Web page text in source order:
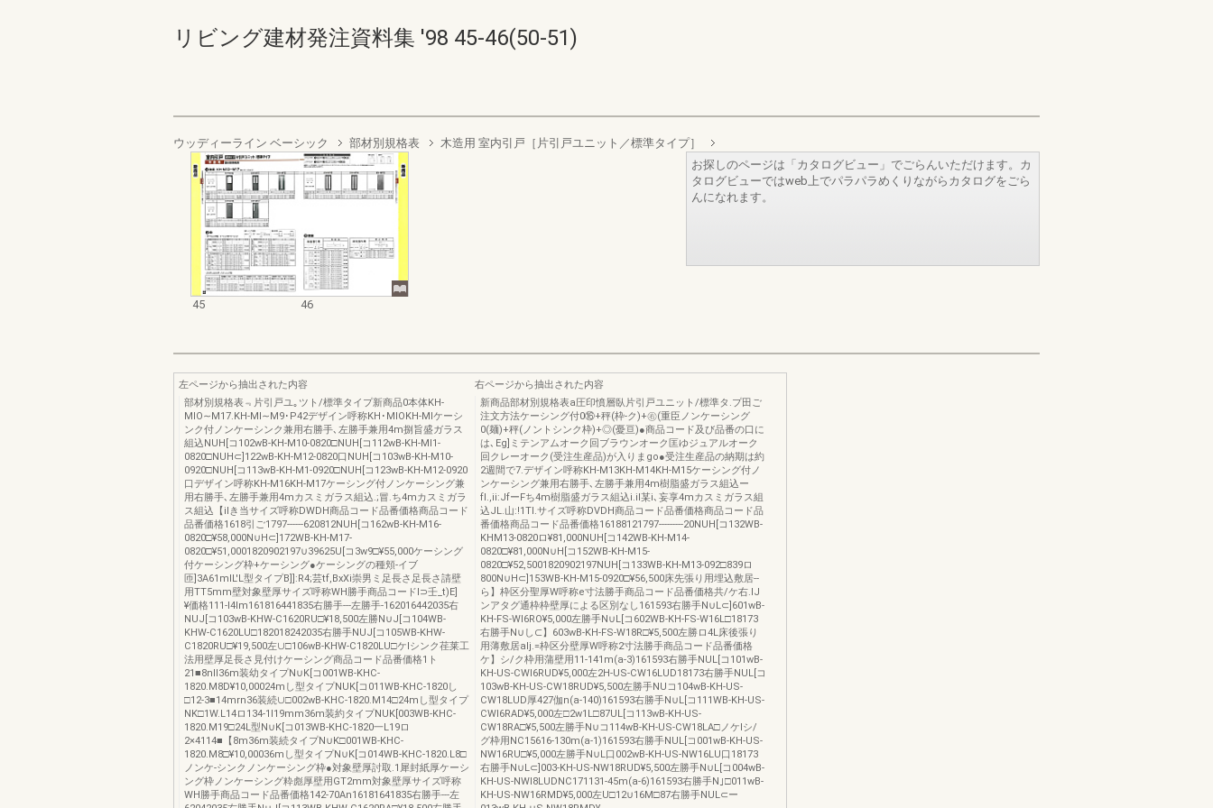
リビング建材発注資料集 '98 45-46(50-51)
ウッディーライン ベーシック 部材別規格表 木造用 室内引戸［片引戸ユニット／標準タイプ］
45 46
お探しのページは「カタログビュー」でごらんいただけます。カ
タログビューではweb上でパラパラめくりながらカタログをごら
んになれます。
左ページから抽出された内容
部材別規格表﹃片引戸ユ｡ツト/標準タイプ新商品0本体KH-
MIO∼M17.KH-Ml∼M9･P42デザイン呼称KH･MIOKH-Mlケーシ
ンク付ノンケーシンク兼用右勝手､左勝手兼用4m捌旨盛ガラス
組込NUH[コ102wB-KH-M10-0820□NUH[コ112wB-KH-Ml1-
0820□NUH⊂]122wB-KH-M12-0820口NUH[コ103wB-KH-M10-
0920□NUH[コ113wB-KH-M1-0920□NUH[コ123wB-KH-M12-0920
口デザイン呼称KH-M16KH-M17ケーシング付ノンケーシング兼
用右勝手､左勝手兼用4mカスミガラス組込.;冒.ち4mカスミガラ
ス組込【ilき当サイズ呼称DWDH商品コード品番価格商品コード
品番価格1618引ご1797------620812NUH[コ162wB-KH-M16-
0820□¥58,000N∪H⊂]172WB-KH-M17-
0820□¥51,0001820902197∪39625U[コ3w9□¥55,000ケーシング
付ケーシング枠+ケーシング●ケーシングの種頬-イブ
匝]3A61mlL'L型タイプB]]:R4;芸tf,BxXi崇男ミ足長さ足長さ請壁
用TT5mm壁対象壁厚サイズ呼称WH勝手商品コードl⊃壬_t)E]
¥価格111-l4lm161816441835右勝手---左勝手-162016442035右
NUJ[コ103wB-KHW-C1620RU□¥18,500左勝N∪J[コ104WB-
KHW-C1620LU□182018242035右勝手NUJ[コ105WB-KHW-
C1820RU□¥19,500左∪□106wB-KHW-C1820LU□ケlシンク荏莱工
法用壁厚足長さ見付けケーシング商品コード品番価格1ト
21■8nll36m装幼タイプN∪K[コ001WB-KHC-
1820.M8D¥10,00024mし型タイプNUK[コ011WB-KHC-1820し
□12-3■14mrn36装続∪□002wB-KHC-1820.M14□24mし型タイプ
NK□1W.L14ロ134-1l19mm36m装約タイプNUK[003WB-KHC-
1820.M19□24L型N∪K[コ013WB-KHC-1820一L19ロ
2×4114■【8m36m装続タイプN∪K□001WB-KHC-
1820.M8□¥10,00036mし型タイプN∪K[コ014WB-KHC-1820.L8□
ノンケ-シンクノンケーシング枠●対象壁厚討取.1犀封紙厚ケーシ
ング枠ノンケーシング粋彪厚壁用GT2mm対象壁厚サイズ呼称
WH勝手商品コード品番価格142-70An16181641835右勝手---左
右ページから抽出された内容
新商品部材別規格表a圧印憤層臥片引戸ユニット/標準タ.プ田ご
注文方法ケーシング付0⑯+秤(枠-ク)+㊨(重臣ノンケーシング
0(麺)+秤(ノントシンク枠)+◎(憂亘)●商品コード及び品番の口に
は､Eg]ミテンアムオーク回ブラウンオーク匡ゆジュアルオーク
回クレーオーク(受注生産品)が入りまgo●受注生産品の納期は約
2週間で7.デザイン呼称KH-M13KH-M14KH-M15ケーシング付ノ
ンケーシング兼用右勝手､左勝手兼用4m樹脂盛ガラス組込ー
fI.,ii:JfーFち4m樹脂盛ガラス組込i.il某i､妄享4mカスミガラス組
込JL.山:!1TI.サイズ呼称DVDH商品コード品番価格商品コード品
番価格商品コード品番価格16188121797---------20NUH[コ132WB-
KHM13-0820ロ¥81,000NUH[コ142WB-KH-M14-
0820□¥81,000N∪H[コ152WB-KH-M15-
0820□¥52,5001820902197NUH[コ133WB-KH-M13-092□839ロ
800N∪H⊂]153WB-KH-M15-0920□¥56,500床先張り用埋込敷居--
ら】枠区分聖厚W呼称e寸法勝手商品コード品番価格共/ケ右.IJ
ンアタグ通枠枠壁厚による区別なし161593右勝手N∪L⊂]601wB-
KH-FS-Wl6RO¥5,000左勝手N∪L[コ602WB-KH-FS-W16L□18173
右勝手N∪し⊂】603wB-KH-FS-W18R□¥5,500左勝ロ4L床後張り
用薄敷居alj.=枠区分壁厚W呼称2寸法勝手商品コード品番価格
ケ】シ/ク枠用蒲壁用11-141m(a-3)161593右勝手NUL[コ101wB-
KH-US-CWl6RUD¥5,000左2H-US-CW16LUD18173右勝手NUL[コ
103wB-KH-US-CW18RUD¥5,500左勝手NUコ104wB-KH-US-
CW18LUD厚427伽n(a-140)161593右勝手N∪L[コ111WB-KH-US-
CWl6RAD¥5,000左□2w1L□87UL[コ113wB-KH-US-
CW18RA□¥5,500左勝手N∪コ114wB-KH-US-CW18LA□ノケIシ/
グ枠用NC15616-130m(a-1)161593右勝手NUL[コ001wB-KH-US-
NW16RU□¥5,000左勝手N∪L口002wB-KH-US-NW16LU口18173
右勝手N∪L⊂]003-KH-US-NW18RUD¥5,500左勝手N∪L[コ004wB-
KH-US-NWl8LUDNC171131-45m(a-6)161593右勝手N｣□011wB-
KH-US-NW16RMD¥5,000左U□12∪16M□87右勝手NUL⊂ー